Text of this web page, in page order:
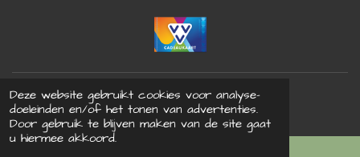
Deze website gebruikt cookies voor analyse-
doeleinden en/of het tonen van advertenties.
Door gebruik te blijven maken van de site gaat
u hiermee akkoord.
© 2021 Bohdrie - Alle rechten voorbehouden
Powered by JouwWeb